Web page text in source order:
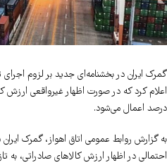
درصد اعمال می‌شود.
به گزارش روابط عمومی اتاق اهواز، گمرک
احتمالی در اظهار ارزش کالاهای صادراتی، به